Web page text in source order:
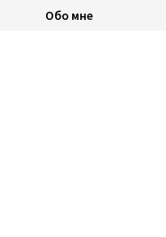
ПерейтиОбо мне